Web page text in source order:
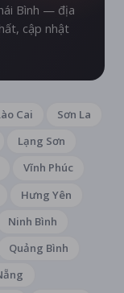
Bình — địa
cập nhật
Cai
Sơn La
Lạng Sơn
Vĩnh Phúc
Hưng Yên
Ninh Bình
Quảng Bình